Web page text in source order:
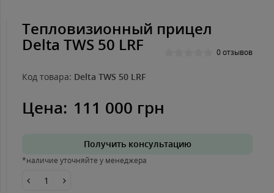
Тепловизионный прицел
Delta TWS 50 LRF 0 отзывов
Код товара: Delta TWS 50 LRF
Цена: 111 000 грн
Получить консультацию
*наличие уточняйте у менеджера